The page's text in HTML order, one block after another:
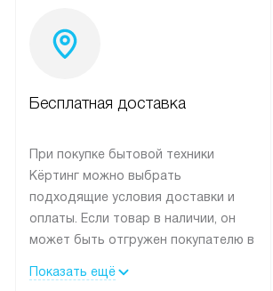
Бесплатная доставка
При покупке бытовой техники
Кёртинг можно выбрать
подходящие условия доставки и
оплаты. Если товар в наличии, он
может быть отгружен покупателю в
Показать ещё